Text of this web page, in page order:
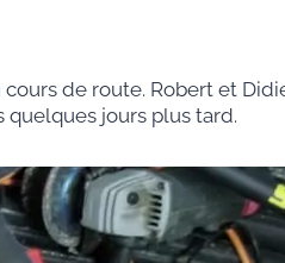
de route. Robert et
jours plus tard.